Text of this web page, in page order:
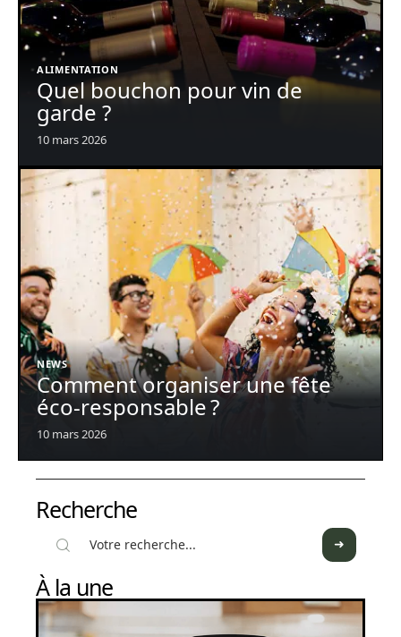
ALIMENTATION
Quel bouchon pour vin de
garde ?
10 mars 2026
NEWS
Comment organiser une fête
éco-responsable ?
10 mars 2026
Recherche
À la une